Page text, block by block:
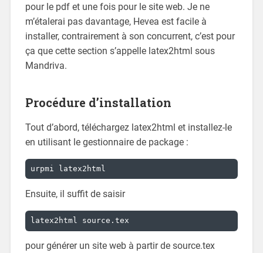
pour le pdf et une fois pour le site web. Je ne
m’étalerai pas davantage, Hevea est facile à
installer, contrairement à son concurrent, c’est pour
ça que cette section s’appelle latex2html sous
Mandriva.
Procédure d’installation
Tout d’abord, téléchargez latex2html et installez-le
en utilisant le gestionnaire de package :
urpmi latex2html
Ensuite, il suffit de saisir
latex2html source.tex
pour générer un site web à partir de source.tex